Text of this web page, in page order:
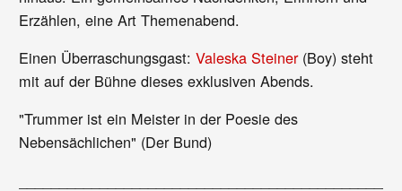
Erzählen, eine Art Themenabend.
Einen Überraschungsgast:Valeska Steiner(Boy) steht
mit auf der Bühne dieses exklusiven Abends.
"Trummer ist ein Meister in der Poesie des
Nebensächlichen" (Der Bund)